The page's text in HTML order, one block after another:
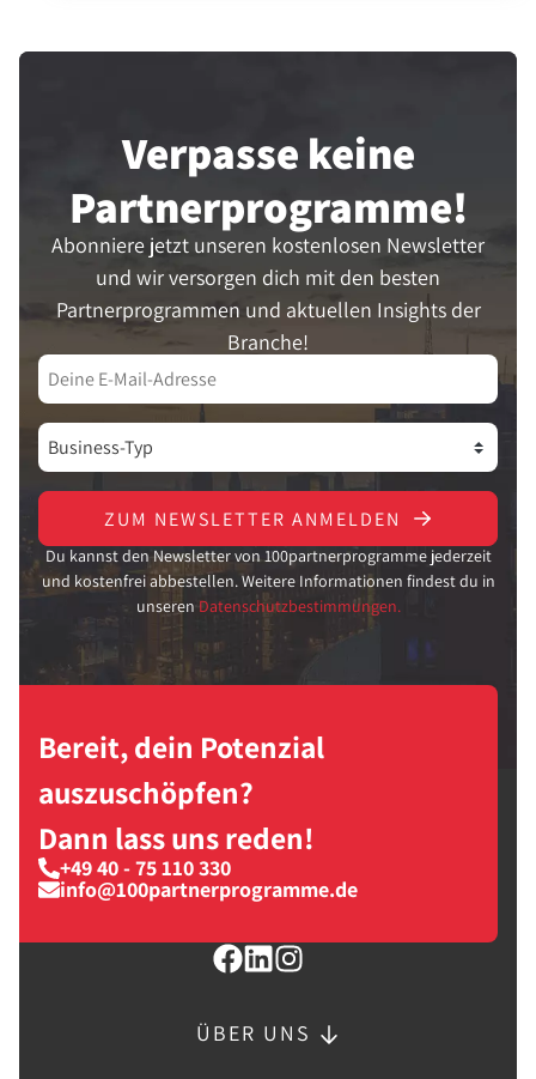
Verpasse keine
Partner­programme!
Abonniere jetzt unseren kostenlosen Newsletter
und wir versorgen dich mit den besten
Partnerprogrammen und aktuellen Insights der
Branche!
ZUM NEWSLETTER ANMELDEN
Du kannst den Newsletter von 100partnerprogramme jederzeit
und kostenfrei abbestellen. Weitere Informationen findest du in
unseren Datenschutzbestimmungen.
Bereit, dein Potenzial
auszuschöpfen?
Dann lass uns reden!
+49 40 - 75 110 330
info@100partnerprogramme.de
ÜBER UNS